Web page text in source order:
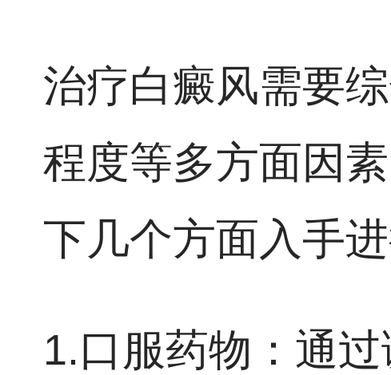
治疗白癜风需要
程度等多方面因
下几个方面入手进
1.口服药物：通